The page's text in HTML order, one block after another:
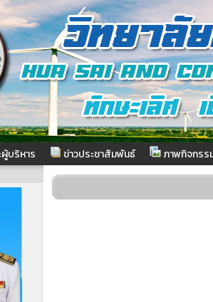
บริหาร ข่าวประชาสัมพันธ์ ภาพกิจกรร